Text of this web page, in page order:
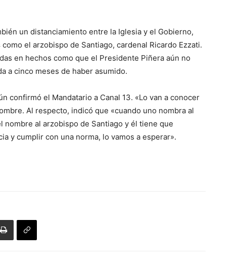
un distanciamiento entre la Iglesia y el Gobierno,
el arzobispo de Santiago, cardenal Ricardo Ezzati.
en hechos como que el Presidente Piñera aún no
a cinco meses de haber asumido.
confirmó el Mandatario a Canal 13. «Lo van a conocer
Al respecto, indicó que «cuando uno nombra al
nombre al arzobispo de Santiago y él tiene que
y cumplir con una norma, lo vamos a esperar».